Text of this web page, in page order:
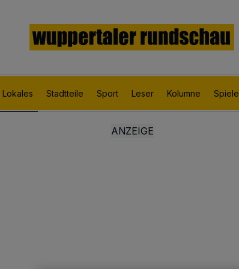
Lokales Stadtteile Sport Leser Kolumne Spiele